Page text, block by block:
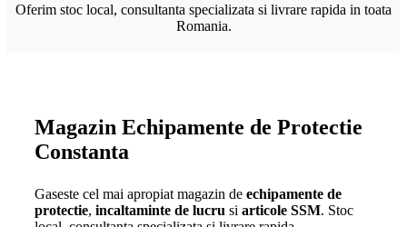
Oferim stoc local, consultanta specializata si livrare rapida in toata
Romania.
Magazin Echipamente de Protectie
Constanta
Gaseste cel mai apropiat magazin deechipamente de
protectie,incaltaminte de lucru siarticole SSM. Stoc